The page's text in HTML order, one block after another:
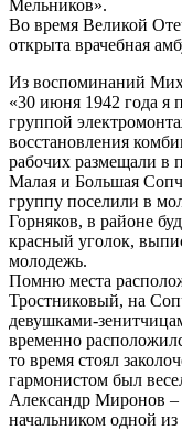
Мельников».
Во время Великой
открыта врачебная
Из воспоминаний
«30 июня 1942 года
группой
восстановления
рабочих размещали в
Малая и Большая
группу поселили в
Горняков, в районе
красный уголок,
молодежь.
Помню места
Тростниковый, на
девушками-
временно
то время стоял
гармонистом был
Александр Миронов –
начальником одной из